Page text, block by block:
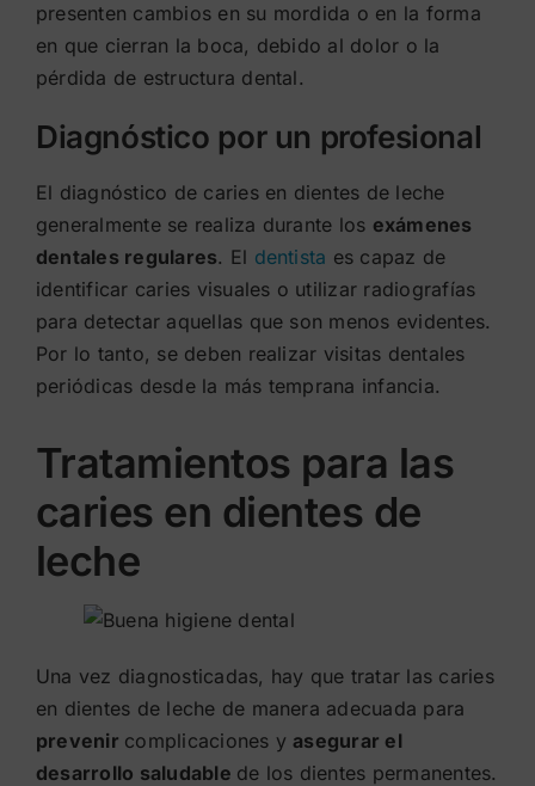
presenten cambios en su mordida o en la forma
en que cierran la boca, debido al dolor o la
pérdida de estructura dental.
Diagnóstico por un profesional
El diagnóstico de caries en dientes de leche
generalmente se realiza durante los exámenes
dentales regulares. El dentista es capaz de
identificar caries visuales o utilizar radiografías
para detectar aquellas que son menos evidentes.
Por lo tanto, se deben realizar visitas dentales
periódicas desde la más temprana infancia.
Tratamientos para las
caries en dientes de
leche
Una vez diagnosticadas, hay que tratar las caries
en dientes de leche de manera adecuada para
prevenir complicaciones yasegurar el
desarrollo saludable de los dientes permanentes.